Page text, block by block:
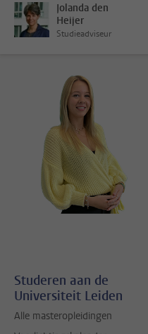
Jolanda den
Heijer
Studieadviseur
Studeren aan de
Universiteit Leiden
Alle masteropleidingen